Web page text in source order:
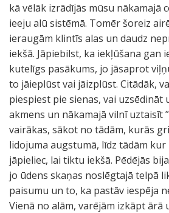
kā vēlāk izrādījās mūsu nākamajā
ieeju alū sistēmā. Tomēr šoreiz
ieraugām klintīs alas un daudz
iekšā. Jāpiebilst, ka iekļūšana gan
kutelīgs pasākums, jo jāsaprot
to jāieplūst vai jāizplūst. Citādāk,
piespiest pie sienas, vai uzsēdināt
akmens un nākamajā vilnī uztaisīt
vairākas, sākot no tādām, kurās
lidojuma augstumā, līdz tādām kur
jāpieliec, lai tiktu iekšā. Pēdējās
jo ūdens skaņas noslēgtajā telpā
paisumu un to, ka pastāv iespēja
Vienā no alām, varējām izkāpt ārā